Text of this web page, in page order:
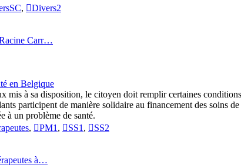
,
Divers2
Carr…
en Belgique
mis à sa disposition, le citoyen doit remplir certaines
participent de manière solidaire au financement des soins
à un problème de santé.
, PM1, SS1,
SS2
à…